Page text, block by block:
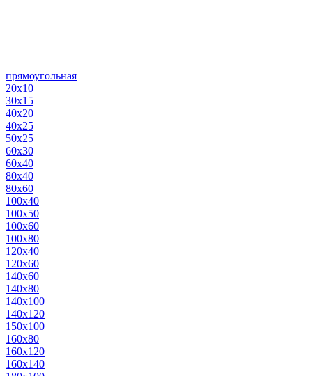
прямоугольная
20х10
30х15
40х20
40х25
50х25
60х30
60х40
80х40
80х60
100х40
100х50
100х60
100х80
120х40
120х60
140х60
140х80
140х100
140х120
150х100
160х80
160х120
160х140